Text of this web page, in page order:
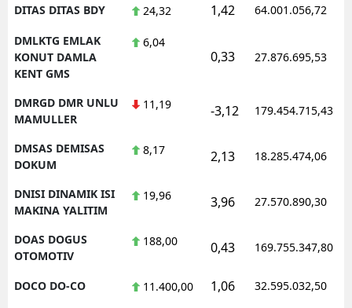
DITAS DITAS BDY 24,32 1,42 64.001.056,72
DMLKTG EMLAK
KONUT DAMLA
KENT GMS
6,04
0,33 27.876.695,53
DMRGD DMR UNLU
MAMULLER
11,19 -3,12 179.454.715,43
DMSAS DEMISAS
DOKUM
8,17 2,13 18.285.474,06
DNISI DINAMIK ISI
MAKINA YALITIM
19,96 3,96 27.570.890,30
DOAS DOGUS
OTOMOTIV
188,00 0,43 169.755.347,80
DOCO DO-CO 11.400,00 1,06 32.595.032,50